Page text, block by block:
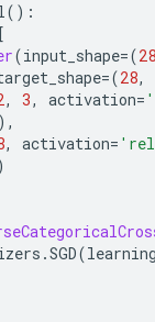
():
(input_shape=(28
=(28,
, 3, activation=
, activation=
.SGD(